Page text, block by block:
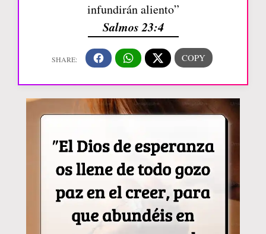
infundirán aliento”
Salmos 23:4